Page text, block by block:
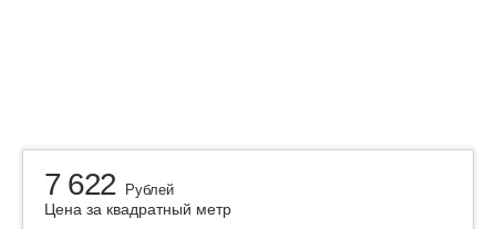
7 622 Рублей
Цена за квадратный метр